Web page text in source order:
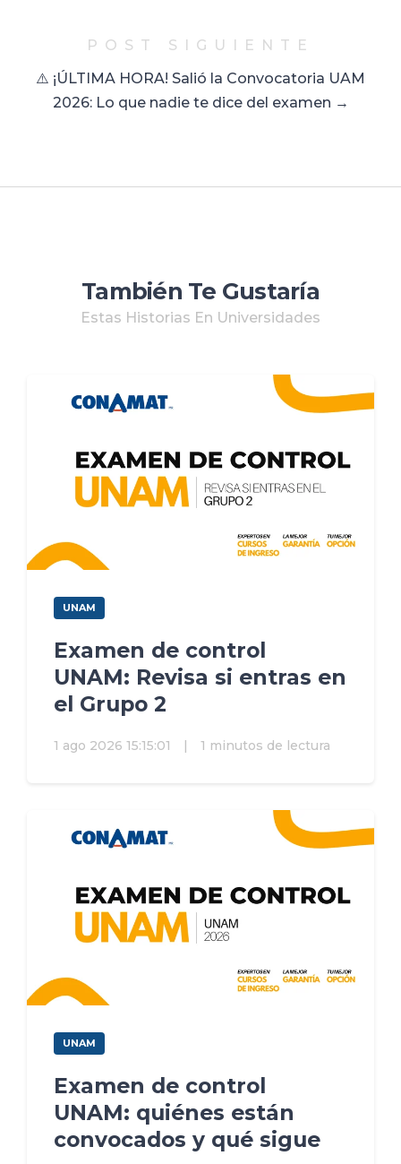
POST SIGUIENTE
⚠️ ¡ÚLTIMA HORA! Salió la Convocatoria UAM
2026: Lo que nadie te dice del examen →
También Te Gustaría
Estas Historias En Universidades
UNAM
Examen de control
UNAM: Revisa si entras en
el Grupo 2
1 ago 2026 15:15:01 | 1 minutos de lectura
UNAM
Examen de control
UNAM: quiénes están
convocados y qué sigue